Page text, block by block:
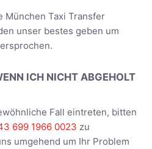
München Taxi Transfer
unser bestes geben um
ICH NICHT ABGEHOLT
Fall eintreten, bitten
699 1966 0023 zu
umgehend um Ihr Problem